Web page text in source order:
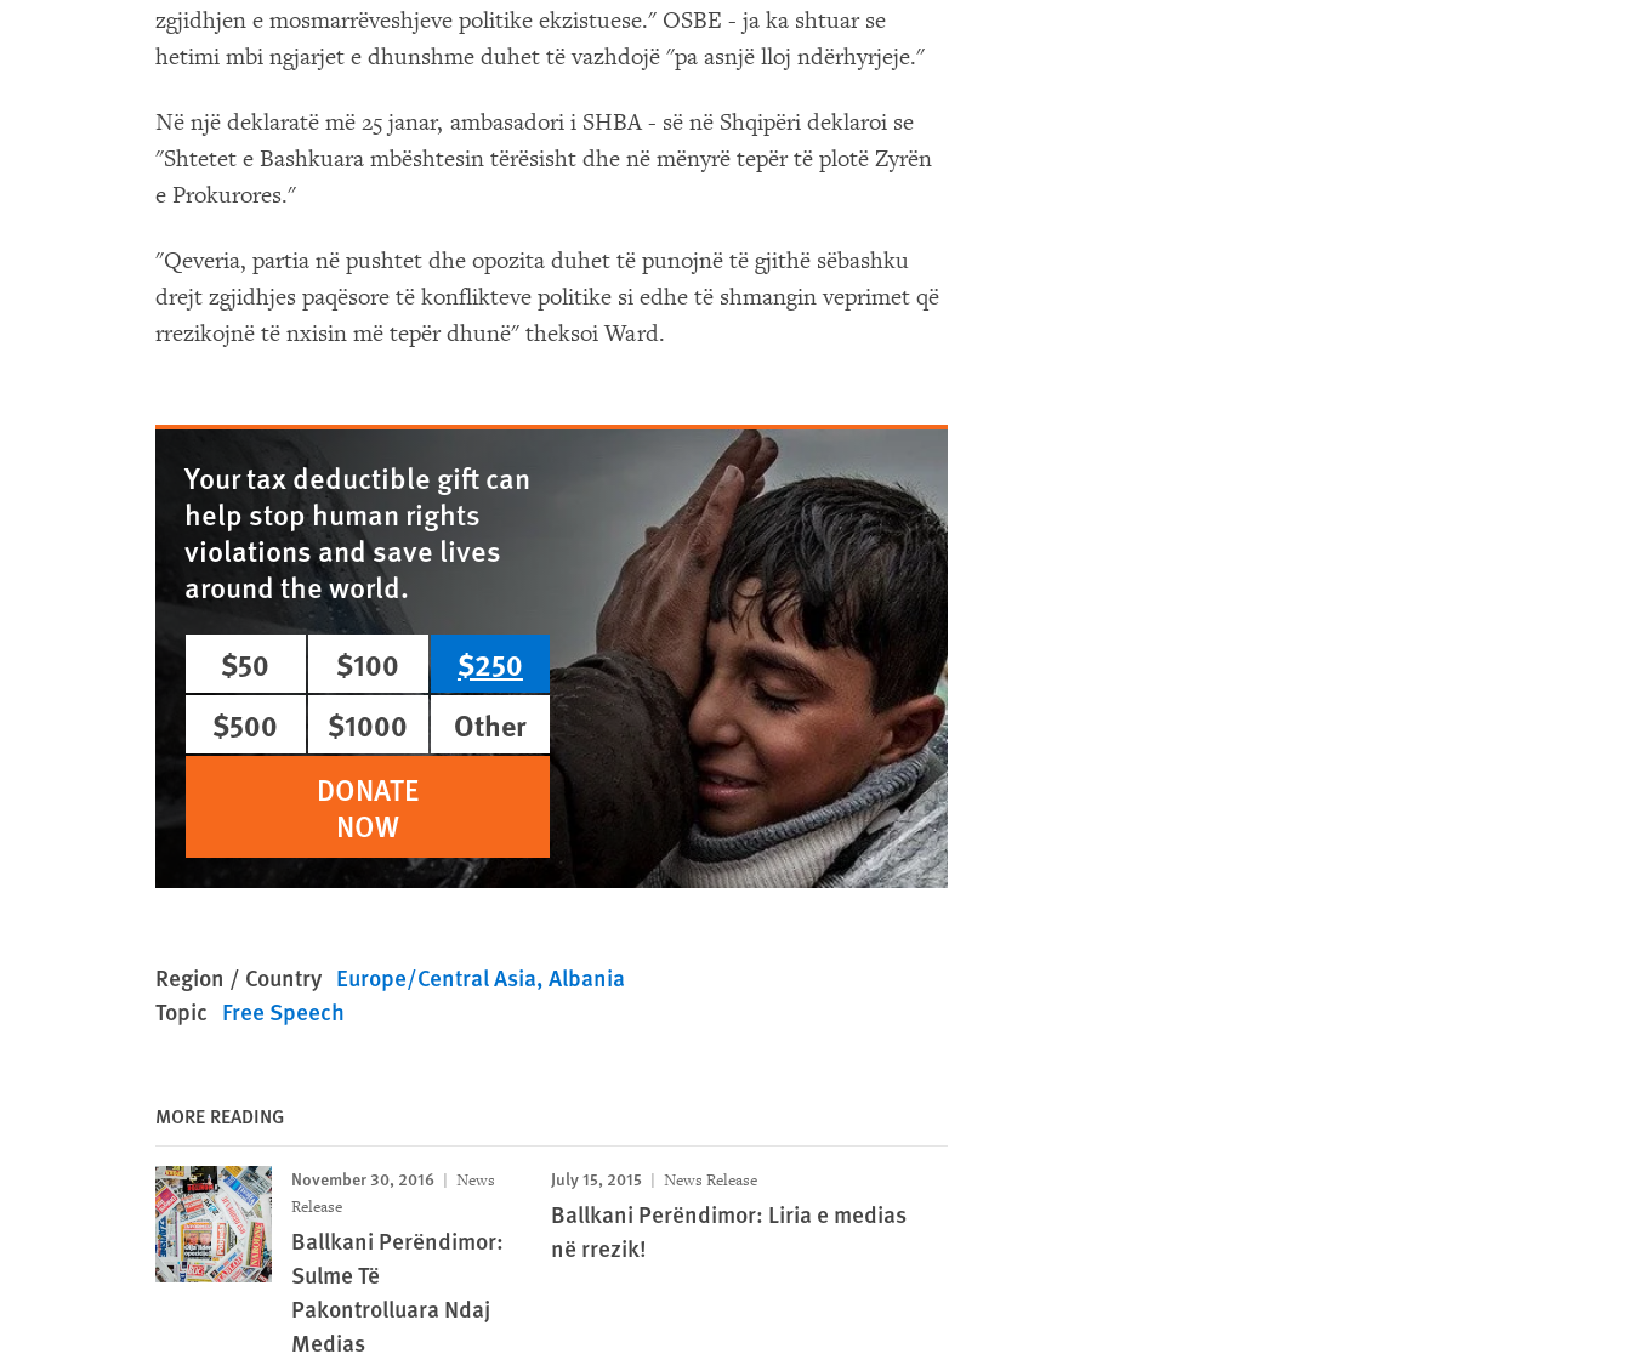
zgjidhjen e mosmarrëveshjeve politike ekzistuese." OSBE - ja ka shtuar se
hetimi mbi ngjarjet e dhunshme duhet të vazhdojë "pa asnjë lloj ndërhyrjeje."
Në një deklaratë më 25 janar, ambasadori i SHBA - së në Shqipëri deklaroi se
"Shtetet e Bashkuara mbështesin tërësisht dhe në mënyrë tepër të plotë Zyrën
e Prokurores."
"Qeveria, partia në pushtet dhe opozita duhet të punojnë të gjithë sëbashku
drejt zgjidhjes paqësore të konflikteve politike si edhe të shmangin veprimet që
rrezikojnë të nxisin më tepër dhunë" theksoi Ward.
Your tax deductible gift can
help stop human rights
violations and save lives
around the world.
$50
$100
$250
$500
$1000
Other
DONATE
NOW
Region / Country Europe/Central Asia Albania
Topic Free Speech
MORE READING
November 30, 2016
News
Release
Ballkani Perëndimor:
Sulme Të
Pakontrolluara Ndaj
Medias
July 15, 2015 News Release
Ballkani Perëndimor: Liria e medias
në rrezik!